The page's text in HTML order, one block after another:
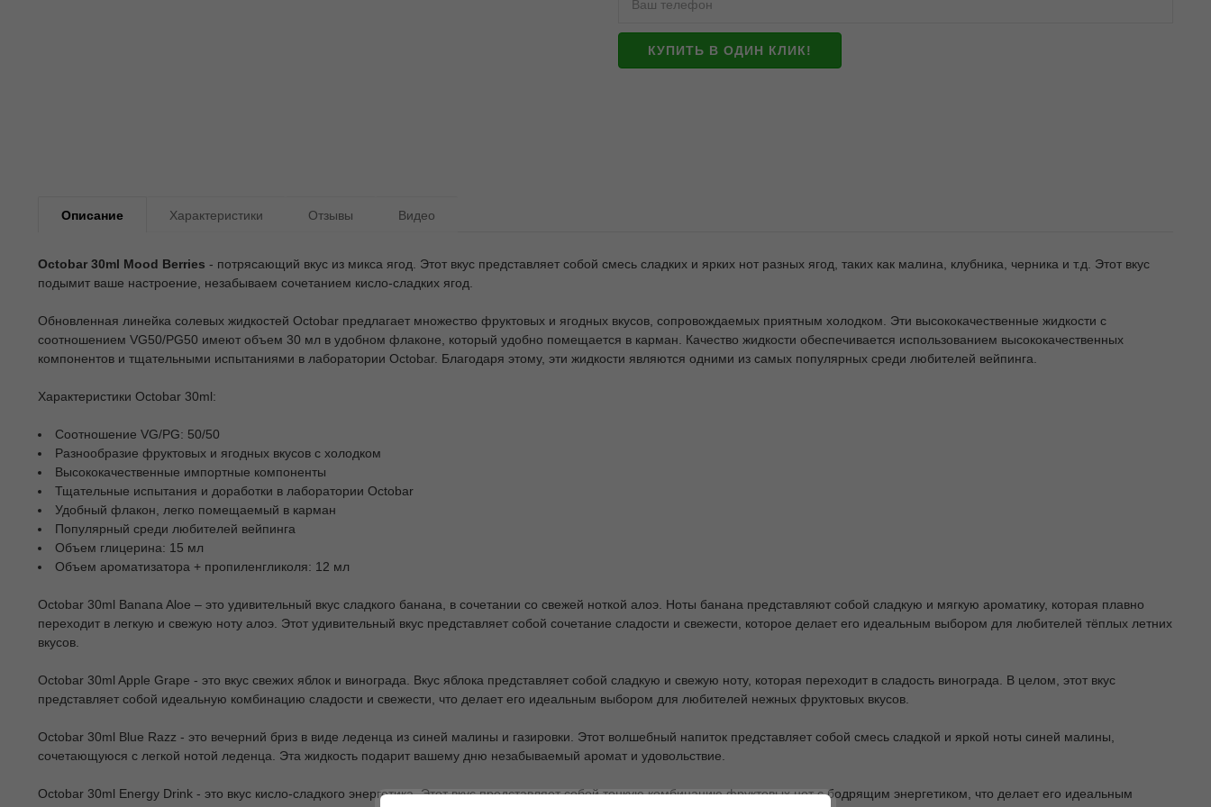
КУПИТЬ В ОДИН КЛИК!
Описание Характеристики Отзывы Видео
Octobar 30ml Mood Berries - потрясающий вкус из микса ягод. Этот вкус представляет собой смесь сладких и ярких нот разных ягод, таких как малина, клубника, черника и т.д. Этот вкус
подымит ваше настроение, незабываем сочетанием кисло-сладких ягод.
Обновленная линейка солевых жидкостей Octobar предлагает множество фруктовых и ягодных вкусов, сопровождаемых приятным холодком. Эти высококачественные жидкости с
соотношением VG50/PG50 имеют объем 30 мл в удобном флаконе, который удобно помещается в карман. Качество жидкости обеспечивается использованием высококачественных
компонентов и тщательными испытаниями в лаборатории Octobar. Благодаря этому, эти жидкости являются одними из самых популярных среди любителей вейпинга.
Характеристики Octobar 30ml:
Соотношение VG/PG: 50/50
Разнообразие фруктовых и ягодных вкусов с холодком
Высококачественные импортные компоненты
Тщательные испытания и доработки в лаборатории Octobar
Удобный флакон, легко помещаемый в карман
Популярный среди любителей вейпинга
Объем глицерина: 15 мл
Объем ароматизатора + пропиленгликоля: 12 мл
Octobar 30ml Banana Aloe – это удивительный вкус сладкого банана, в сочетании со свежей ноткой алоэ. Ноты банана представляют собой сладкую и мягкую ароматику, которая плавно
переходит в легкую и свежую ноту алоэ. Этот удивительный вкус представляет собой сочетание сладости и свежести, которое делает его идеальным выбором для любителей тёплых летних
вкусов.
Octobar 30ml Apple Grape - это вкус свежих яблок и винограда. Вкус яблока представляет собой сладкую и свежую ноту, которая переходит в сладость винограда. В целом, этот вкус
представляет собой идеальную комбинацию сладости и свежести, что делает его идеальным выбором для любителей нежных фруктовых вкусов.
Octobar 30ml Blue Razz - это вечерний бриз в виде леденца из синей малины и газировки. Этот волшебный напиток представляет собой смесь сладкой и яркой ноты синей малины,
сочетающуюся с легкой нотой леденца. Эта жидкость подарит вашему дню незабываемый аромат и удовольствие.
Octobar 30ml Energy Drink - это вкус кисло-сладкого энергетика. Этот вкус представляет собой тонкую комбинацию фруктовых нот с бодрящим энергетиком, что делает его идеальным